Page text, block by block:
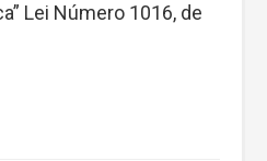
Lei Número 1016, de